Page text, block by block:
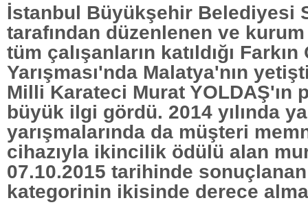
İstanbul Büyükşehir Belediyesi
tarafından düzenlenen ve
tüm çalışanların katıldığı
Yarışması'nda Malatya'nın
Milli Karateci Murat YOLDAŞ'ın
büyük ilgi gördü. 2014 yılında
yarışmalarında da müşteri
cihazıyla ikincilik ödülü alan
07.10.2015 tarihinde
kategorinin ikisinde derece